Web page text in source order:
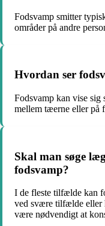
Fodsvamp smitter
områder på andre
Hvordan ser
Fodsvamp kan vise
mellem tæerne eller på
Skal man søge
fodsvamp?
I de fleste tilfælde kan
ved svære tilfælde eller
være nødvendigt at